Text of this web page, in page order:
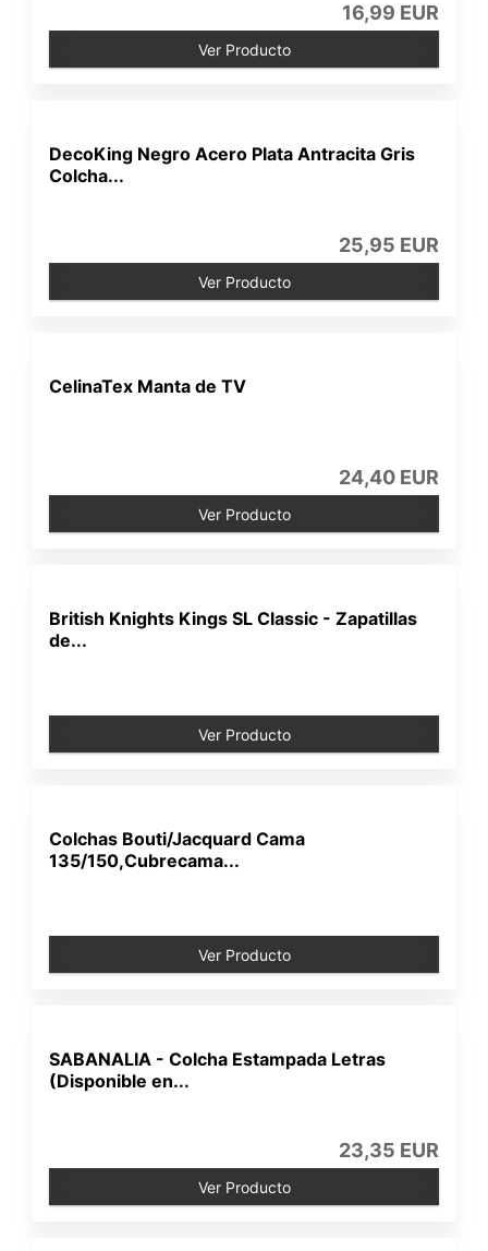
16,99 EUR
Ver Producto
DecoKing Negro Acero Plata Antracita Gris
Colcha...
25,95 EUR
Ver Producto
CelinaTex Manta de TV
24,40 EUR
Ver Producto
British Knights Kings SL Classic - Zapatillas
de...
Ver Producto
Colchas Bouti/Jacquard Cama
135/150,Cubrecama...
Ver Producto
SABANALIA - Colcha Estampada Letras
(Disponible en...
23,35 EUR
Ver Producto